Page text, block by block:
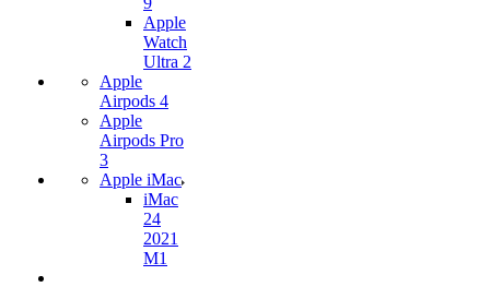
Apple
Watch
Ultra 2
Apple
Airpods 4
Apple
Airpods Pro
3
Apple iMac
iMac
24
2021
M1